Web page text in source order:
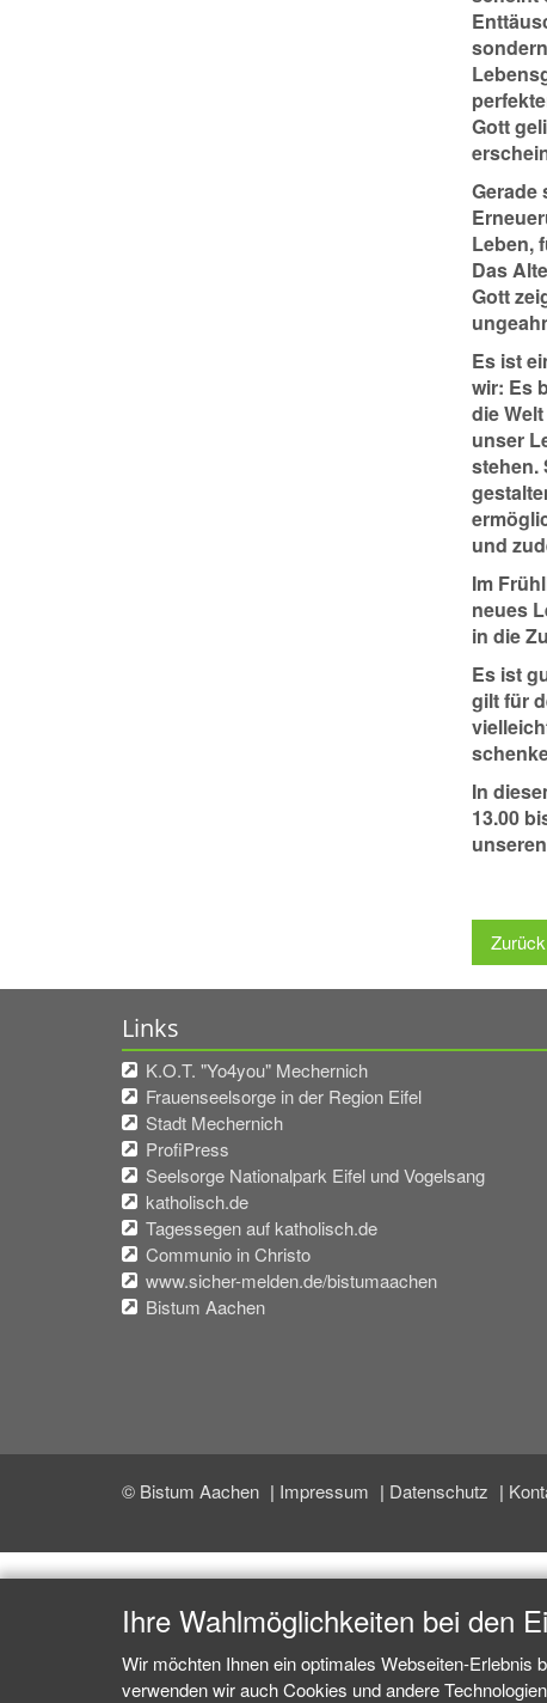
Gott
Gerade
Leben,
Das
Gott
Es ist
wir: Es
die
unser
stehen.
und
Im
neues
in die
Es ist
gilt für
In
13.00
Zurück
Links
K.O.T. "Yo4you" Mechernich
Frauenseelsorge in der Region Eifel
Stadt Mechernich
ProfiPress
Seelsorge Nationalpark Eifel und Vogelsang
katholisch.de
Tagessegen auf katholisch.de
Communio in Christo
www.sicher-melden.de/bistumaachen
Bistum Aachen
© Bistum Aachen Impressum Datenschutz
Ihre Wahlmöglichkeiten bei den
Wir möchten Ihnen ein optimales Webseiten-
verwenden wir auch Cookies und andere